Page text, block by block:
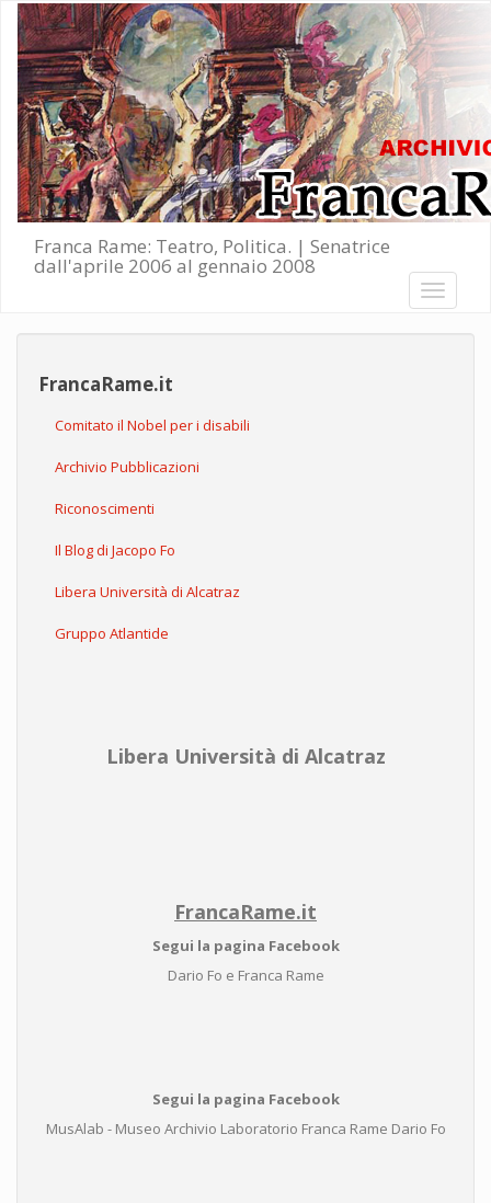
Salta al contenuto principale
Franca Rame: Teatro, Politica. | Senatrice
dall'aprile 2006 al gennaio 2008
Toggle
FrancaRame.it
Comitato il Nobel per i disabili
Archivio Pubblicazioni
Riconoscimenti
Il Blog di Jacopo Fo
Libera Università di Alcatraz
Gruppo Atlantide
Libera Università di Alcatraz
FrancaRame.it
Segui la pagina Facebook
Dario Fo e Franca Rame
Segui la pagina Facebook
MusAlab - Museo Archivio Laboratorio Franca Rame Dario Fo